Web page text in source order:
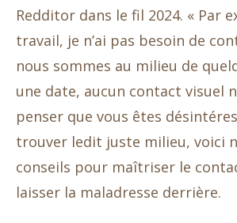
Redditor dans le fil 2024. « Par
travail, je n’ai pas besoin de
nous sommes au milieu de
une date, aucun contact visuel
penser que vous êtes
trouver ledit juste milieu, voici
conseils pour maîtriser le
laisser la maladresse derrière.